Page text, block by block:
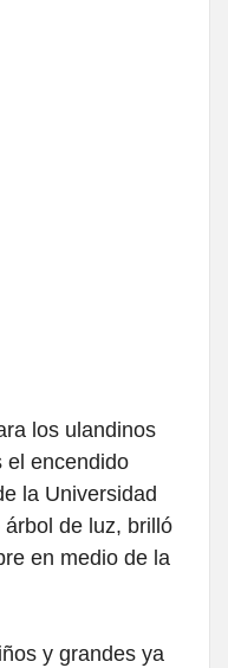
los ulandinos
el encendido
la Universidad
de luz, brilló
en medio de la
y grandes ya